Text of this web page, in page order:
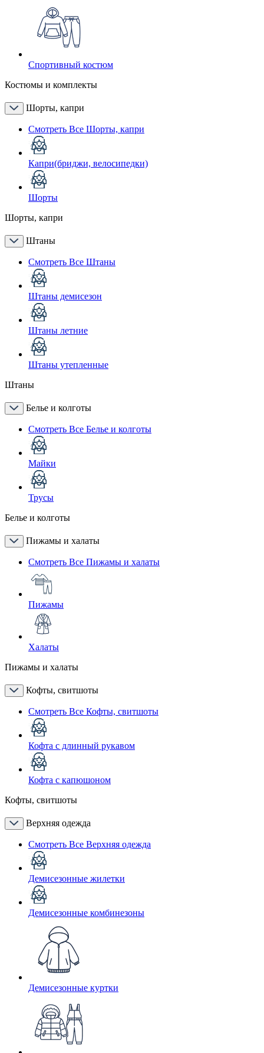
Спортивный костюм
Костюмы и комплекты
Шорты, капри
Смотреть Все Шорты, капри
Капри(бриджи, велосипедки)
Шорты
Шорты, капри
Штаны
Смотреть Все Штаны
Штаны демисезон
Штаны летние
Штаны утепленные
Штаны
Белье и колготы
Смотреть Все Белье и колготы
Майки
Трусы
Белье и колготы
Пижамы и халаты
Смотреть Все Пижамы и халаты
Пижамы
Халаты
Пижамы и халаты
Кофты, свитшоты
Смотреть Все Кофты, свитшоты
Кофта с длинный рукавом
Кофта с капюшоном
Кофты, свитшоты
Верхняя одежда
Смотреть Все Верхняя одежда
Демисезонные жилетки
Демисезонные комбинезоны
Демисезонные куртки